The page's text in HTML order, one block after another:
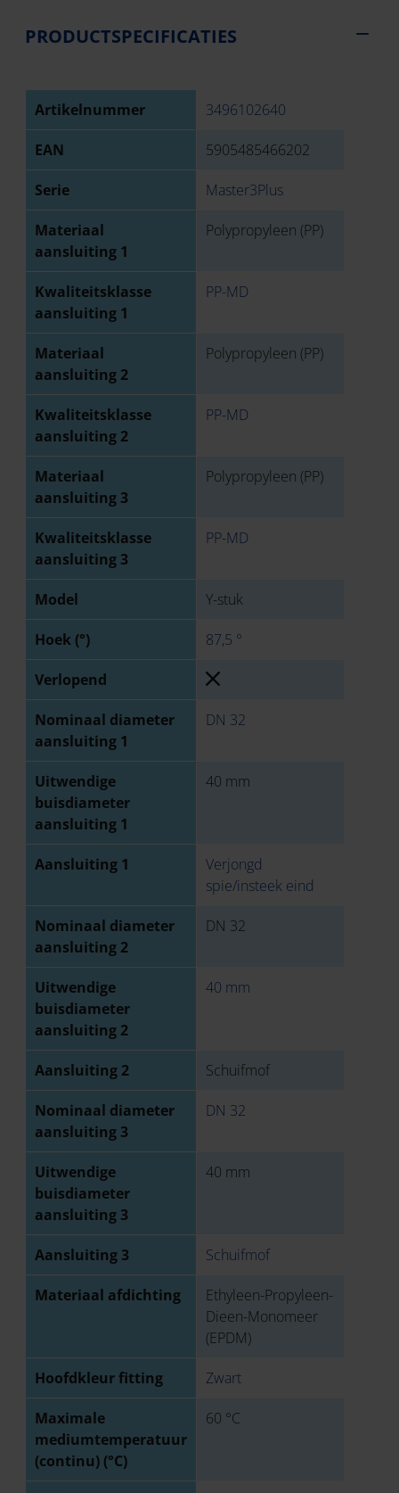
PRODUCTSPECIFICATIES
Artikelnummer 3496102640
EAN 5905485466202
Serie Master3Plus
Materiaal
aansluiting 1
Polypropyleen (PP)
Kwaliteitsklasse
aansluiting 1
PP-MD
Materiaal
aansluiting 2
Polypropyleen (PP)
Kwaliteitsklasse
aansluiting 2
PP-MD
Materiaal
aansluiting 3
Polypropyleen (PP)
Kwaliteitsklasse
aansluiting 3
PP-MD
Model Y-stuk
Hoek (°) 87,5 °
Verlopend
Nominaal diameter
aansluiting 1
DN 32
Uitwendige
buisdiameter
aansluiting 1
40 mm
Aansluiting 1
Verjongd
spie/insteek eind
Nominaal diameter
aansluiting 2
DN 32
Uitwendige
buisdiameter
aansluiting 2
40 mm
Aansluiting 2 Schuifmof
Nominaal diameter
aansluiting 3
DN 32
Uitwendige
buisdiameter
aansluiting 3
40 mm
Aansluiting 3 Schuifmof
Materiaal afdichting
Ethyleen-Propyleen-
Dieen-Monomeer
(EPDM)
Hoofdkleur fitting Zwart
Maximale
mediumtemperatuur
(continu) (°C)
60 °C